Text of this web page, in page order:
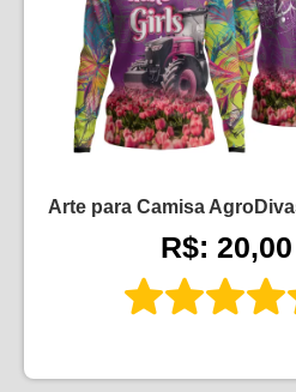
Arte para Camisa
R$: 20,00